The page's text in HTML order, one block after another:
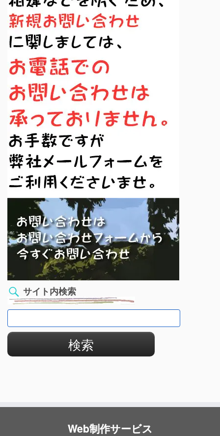
サイト内検索
検
索:
Web制作サービス